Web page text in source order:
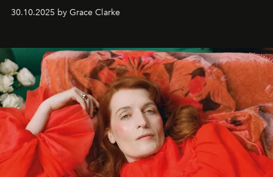
30.10.2025 by Grace Clarke